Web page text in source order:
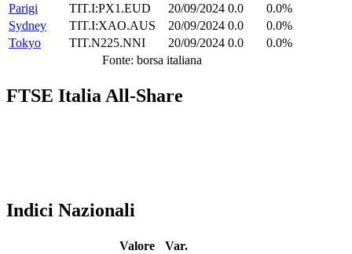
Parigi
TIT.I:PX1.EUD 20/09/2024 0.0
0.0%
Sydney
TIT.I:XAO.AUS 20/09/2024 0.0
0.0%
Tokyo
TIT.N225.NNI 20/09/2024 0.0
0.0%
Fonte: borsa italiana
FTSE Italia All-Share
Indici Nazionali
Valore
Var.